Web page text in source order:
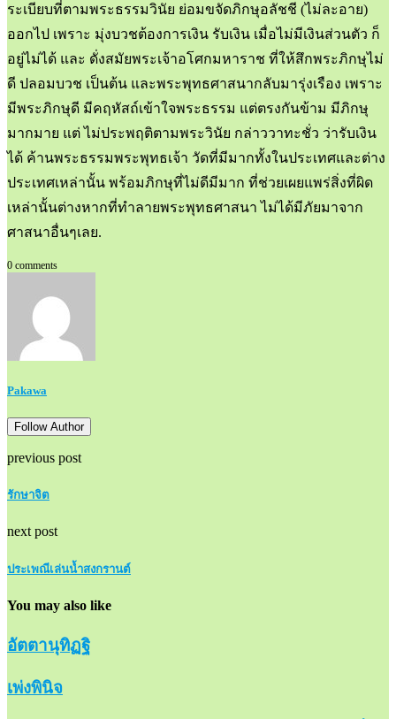
ระเบียบที่ตามพระธรรมวินัย ย่อมขจัดภิกษุอลัชชี (ไม่ละอาย)
ออกไป เพราะ มุ่งบวชต้องการเงิน รับเงิน เมื่อไม่มีเงินส่วนตัว ก็
อยู่ไม่ได้ และ ดั่งสมัยพระเจ้าอโศกมหาราช ที่ให้สึกพระภิกษุไม่
ดี ปลอมบวช เป็นต้น และพระพุทธศาสนากลับมารุ่งเรือง เพราะ
มีพระภิกษุดี มีคฤหัสถ์เข้าใจพระธรรม แต่ตรงกันข้าม มีภิกษุ
มากมาย แต่ ไม่ประพฤติตามพระวินัย กล่าววาทะชั่ว ว่ารับเงิน
ได้ ค้านพระธรรมพระพุทธเจ้า วัดที่มีมากทั้งในประเทศและต่าง
ประเทศเหล่านั้น พร้อมภิกษุที่ไม่ดีมีมาก ที่ช่วยเผยแพร่สิ่งที่ผิด
เหล่านั้นต่างหากที่ทำลายพระพุทธศาสนา ไม่ได้มีภัยมาจาก
ศาสนาอื่นๆเลย.
0 comments
Pakawa
Follow Author
previous post
รักษาจิต
next post
ประเพณีเล่นน้ำสงกรานต์
You may also like
อัตตานุทิฏฐิ
เพ่งพินิจ